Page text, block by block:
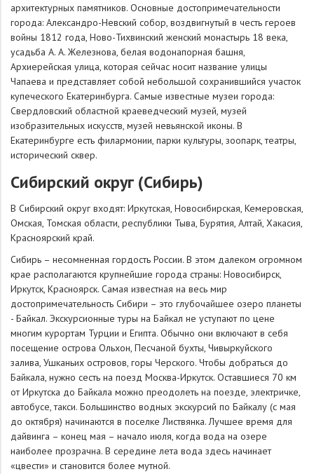
архитектурных памятников. Основные достопримечательности
города: Александро-Невский собор, воздвигнутый в честь героев
войны 1812 года, Ново-Тихвинский женский монастырь 18 века,
усадьба А. А. Железнова, белая водонапорная башня,
Архиерейская улица, которая сейчас носит название улицы
Чапаева и представляет собой небольшой сохранившийся участок
купеческого Екатеринбурга. Самые известные музеи города:
Свердловский областной краеведческий музей, музей
изобразительных искусств, музей невьянской иконы. В
Екатеринбурге есть филармонии, парки культуры, зоопарк, театры,
исторический сквер.
Сибирский округ (Сибирь)
В Сибирский округ входят: Иркутская, Новосибирская, Кемеровская,
Омская, Томская области, республики Тыва, Бурятия, Алтай, Хакасия,
Красноярский край.
Сибирь – несомненная гордость России. В этом далеком огромном
крае располагаются крупнейшие города страны: Новосибирск,
Иркутск, Красноярск. Самая известная на весь мир
достопримечательность Сибири – это глубочайшее озеро планеты
- Байкал. Экскурсионные туры на Байкал не уступают по цене
многим курортам Турции и Египта. Обычно они включают в себя
посещение острова Ольхон, Песчаной бухты, Чивыркуйского
залива, Ушканьих островов, горы Черского. Чтобы добраться до
Байкала, нужно сесть на поезд Москва-Иркутск. Оставшиеся 70 км
от Иркутска до Байкала можно преодолеть на поезде, электричке,
автобусе, такси. Большинство водных экскурсий по Байкалу (с мая
до октября) начинаются в поселке Листвянка. Лучшее время для
дайвинга – конец мая – начало июля, когда вода на озере
наиболее прозрачна. В середине лета вода здесь начинает
«цвести» и становится более мутной.